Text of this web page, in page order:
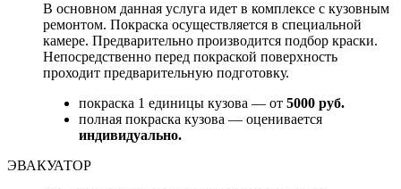
В основном данная услуга идет в комплексе с кузовным
ремонтом. Покраска осуществляется в специальной
камере. Предварительно производится подбор краски.
Непосредственно перед покраской поверхность
проходит предварительную подготовку.
покраска 1 единицы кузова — от 5000 руб.
полная покраска кузова — оценивается
индивидуально.
ЭВАКУАТОР